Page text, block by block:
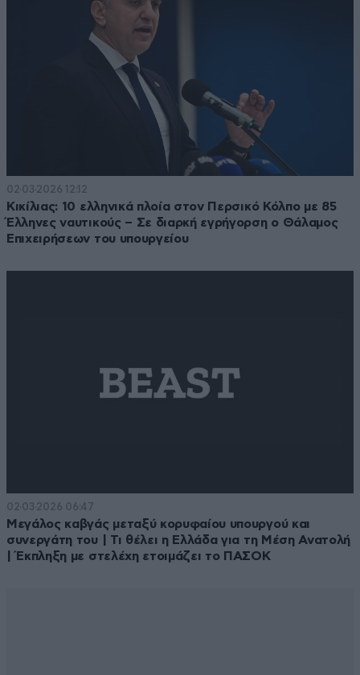
02·03·2026 12:12
Κικίλιας: 10 ελληνικά πλοία στον Περσικό Κόλπο με 85
Έλληνες ναυτικούς – Σε διαρκή εγρήγορση ο Θάλαμος
Επιχειρήσεων του υπουργείου
02·03·2026 06:47
Μεγάλος καβγάς μεταξύ κορυφαίου υπουργού και
συνεργάτη του | Τι θέλει η Ελλάδα για τη Μέση Ανατολή
| Έκπληξη με στελέχη ετοιμάζει το ΠΑΣΟΚ